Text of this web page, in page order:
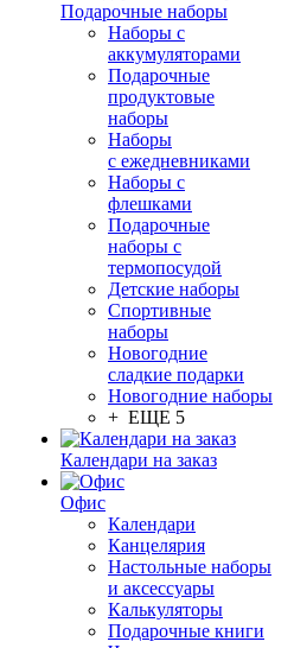
Подарочные наборы
Наборы с
аккумуляторами
Подарочные
продуктовые
наборы
Наборы
с ежедневниками
Наборы с
флешками
Подарочные
наборы с
термопосудой
Детские наборы
Спортивные
наборы
Новогодние
сладкие подарки
Новогодние наборы
+ ЕЩЕ 5
Календари на заказ
Офис
Календари
Канцелярия
Настольные наборы
и аксессуары
Калькуляторы
Подарочные книги